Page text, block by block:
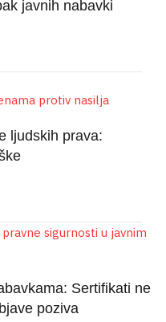
javnih nabavki
ljudskih prava:
Sertifikati ne
poziva